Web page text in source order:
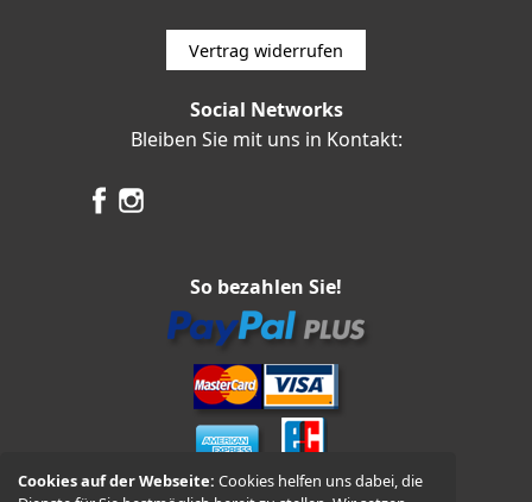
Cookies auf der Webseite:Cookies helfen uns dabei, die
Vertrag widerrufen
Social Networks
Bleiben Sie mit uns in Kontakt:
So bezahlen Sie!